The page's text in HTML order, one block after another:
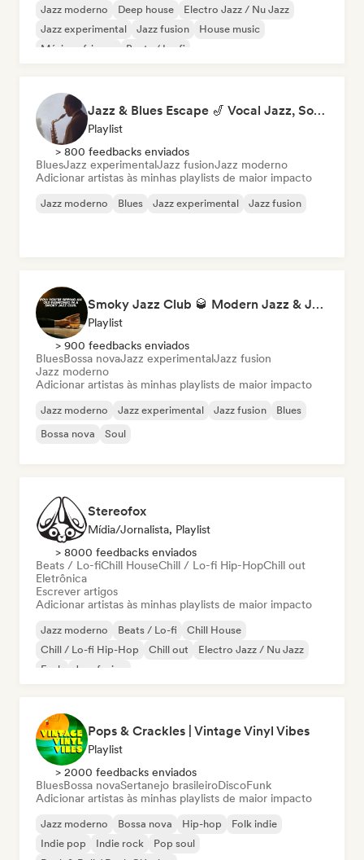
Jazz moderno Deep house
Electro Jazz / Nu Jazz
Jazz experimental
Jazz fusion
House music
Música africana
Beats / Lo-fi
Jazz & Blues Escape 🎷 Vocal Jazz, Soul Blues & Classic Standards
Playlist
> 800 feedbacks enviados
BluesJazz experimentalJazz fusionJazz moderno
Adicionar artistas às minhas playlists de maior impacto
Jazz moderno Blues Jazz experimental Jazz fusion
Smoky Jazz Club 🥃 Modern Jazz & Jazz Fusion to Sip an Old Fashioned to
Playlist
> 900 feedbacks enviados
BluesBossa novaJazz experimentalJazz fusion
Jazz moderno
Adicionar artistas às minhas playlists de maior impacto
Jazz moderno Jazz experimental Jazz fusion
Blues
Bossa nova
Soul
Stereofox
Mídia/Jornalista, Playlist
> 8000 feedbacks enviados
Beats / Lo-fiChill HouseChill / Lo-fi Hip-HopChill out
Eletrônica
Escrever artigos
Adicionar artistas às minhas playlists de maior impacto
Jazz moderno Beats / Lo-fi
Chill House
Chill / Lo-fi Hip-Hop
Chill out
Electro Jazz / Nu Jazz
Funk
Jazz fusion
Pops & Crackles | Vintage Vinyl Vibes
Playlist
> 2000 feedbacks enviados
BluesBossa novaSertanejo brasileiroDiscoFunk
Adicionar artistas às minhas playlists de maior impacto
Jazz moderno Bossa nova Hip-hop
Folk indie
Indie pop
Indie rock
Pop soul